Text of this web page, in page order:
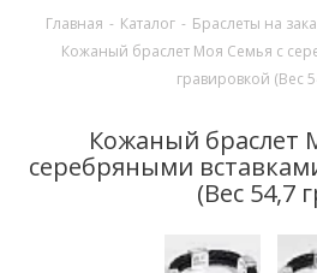
Главная - Каталог - Браслеты на
Кожаный браслет Моя Семья с
гравировкой (Вес
Кожаный браслет
серебряными
(Вес 54,7